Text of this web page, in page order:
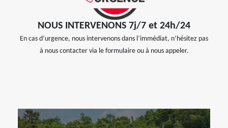
NOUS INTERVENONS 7j/7 et 24h/24
En cas d’urgence, nous intervenons dans l’immédiat, n’hésitez pas
à nous contacter via le formulaire ou à nous appeler.